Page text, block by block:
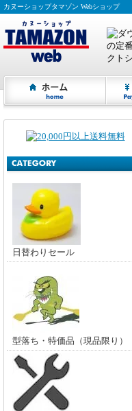
カヌーショップタマゾン Webショップ
日替わりセール
型落ち・特価品（現品限り）